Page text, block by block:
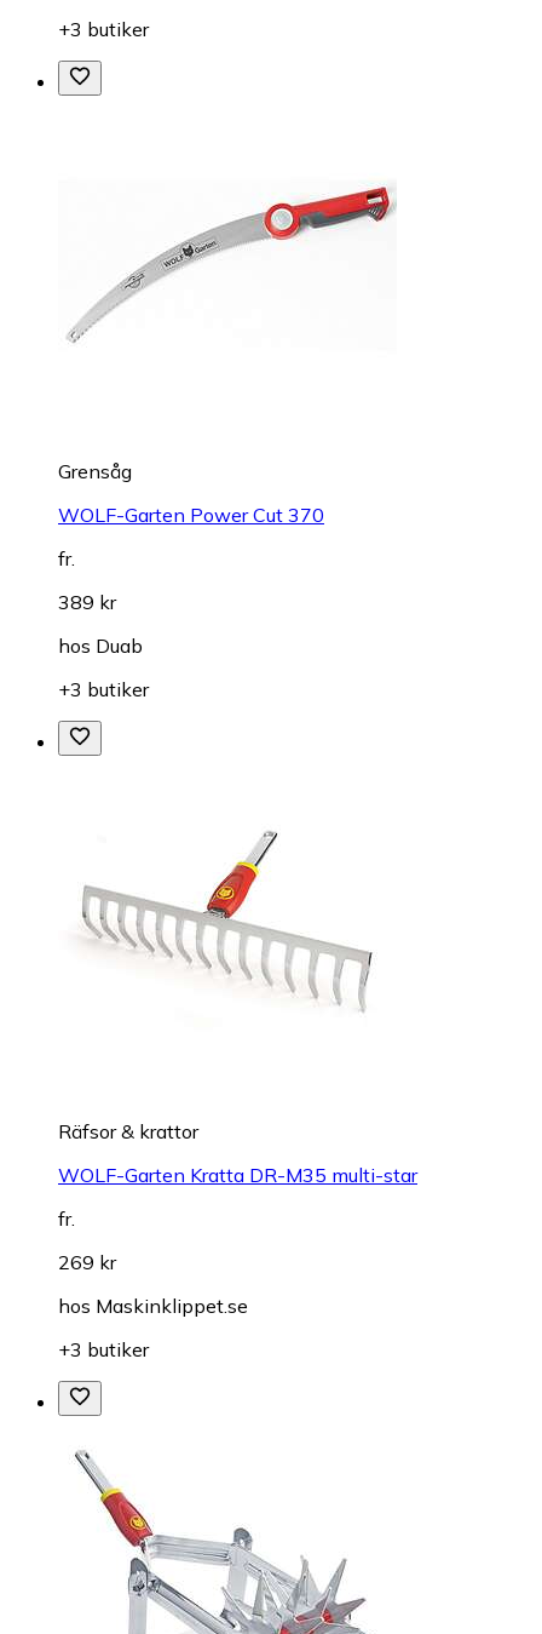
+3 butiker
Grensåg
WOLF-Garten Power Cut 370
fr.
389 kr
hos Duab
+3 butiker
Räfsor & krattor
WOLF-Garten Kratta DR-M35 multi-star
fr.
269 kr
hos Maskinklippet.se
+3 butiker